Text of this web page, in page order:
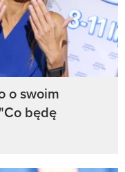
o swoim
będę